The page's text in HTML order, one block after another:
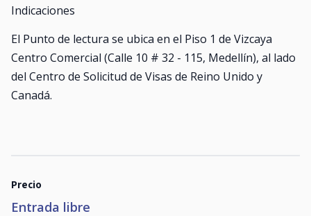
Indicaciones
El Punto de lectura se ubica en el Piso 1 de Vizcaya
Centro Comercial (Calle 10 # 32 - 115, Medellín), al lado
del Centro de Solicitud de Visas de Reino Unido y
Canadá.
Precio
Entrada libre